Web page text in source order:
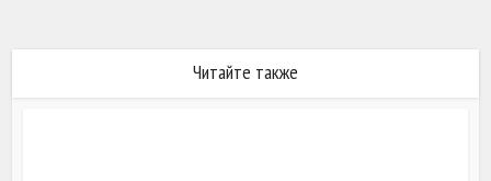
Читайте также